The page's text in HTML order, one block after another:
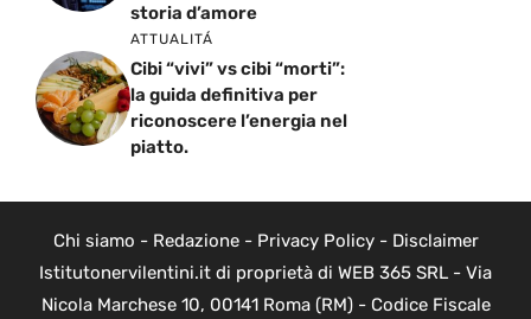
storia d’amore
ATTUALITÁ
Cibi “vivi” vs cibi “morti”:
la guida definitiva per
riconoscere l’energia nel
piatto.
Chi siamo - Redazione- Privacy Policy- Disclaimer
Istitutonervilentini.it di proprietà di WEB 365 SRL - Via
Nicola Marchese 10, 00141 Roma (RM) - Codice Fiscale